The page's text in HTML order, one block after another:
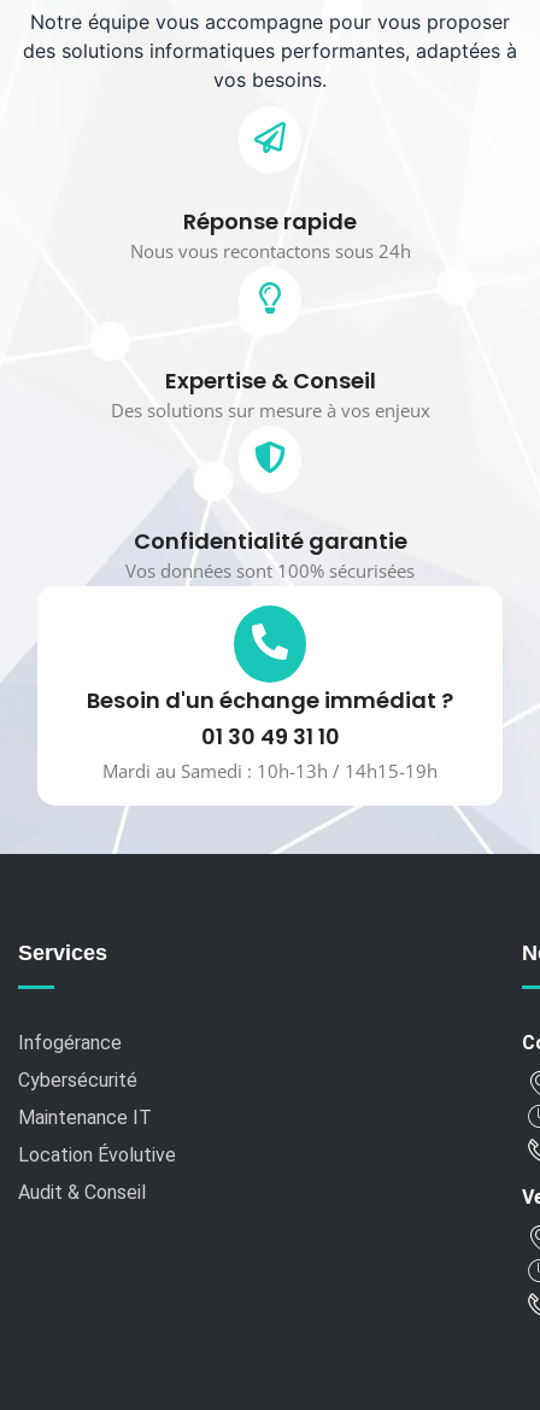
Notre équipe vous accompagne pour vous proposer
des solutions informatiques performantes, adaptées à
vos besoins.
Réponse rapide
Nous vous recontactons sous 24h
Expertise & Conseil
Des solutions sur mesure à vos enjeux
Confidentialité garantie
Vos données sont 100% sécurisées
Besoin d'un échange immédiat ?
01 30 49 31 10
Mardi au Samedi : 10h-13h / 14h15-19h
Services
Infogérance
Cybersécurité
Maintenance IT
Location Évolutive
Audit & Conseil